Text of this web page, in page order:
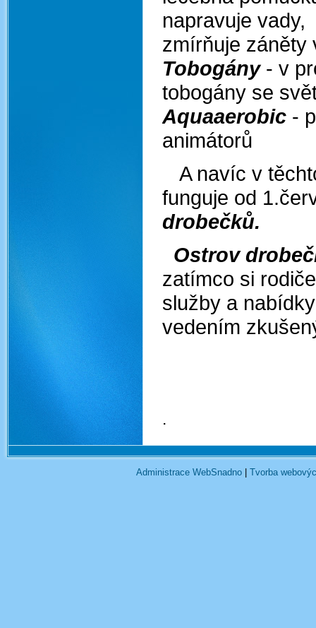
zmírňuje záněty
Tobogány- v
tobogány se
Aquaaerobic -
animátorů
A navíc v
funguje od
drobečků.
Ostrov
zatímco si
služby a
vedením
.
Administrace WebSnadno Tvorba